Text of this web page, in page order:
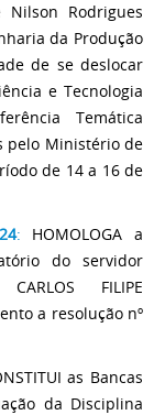
Rodrigues
da Produção
de se deslocar
e Tecnologia
Temática
pelo Ministério de
de 14 a 16 de
: HOMOLOGA a
do servidor
FILIPE
a resolução nº
as Bancas
da Disciplina